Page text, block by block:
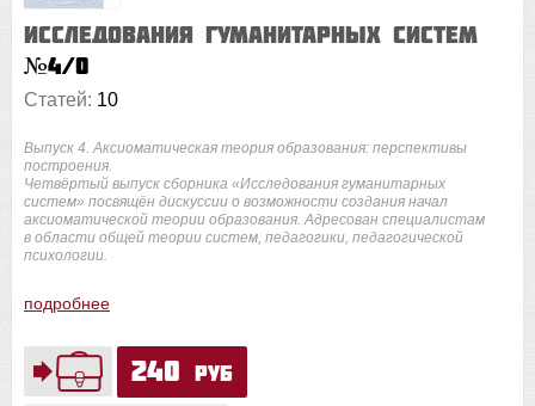
240 руб
Исследования гуманитарных систем
№4/0
Статей: 10
Выпуск 4. Аксиоматическая теория образования: перспективы
построения.
Четвёртый выпуск сборника «Исследования гуманитарных
систем» посвящён дискуссии о возможности создания начал
аксиоматической теории образования. Адресован специалистам
в области общей теории систем, педагогики, педагогической
психологии.
подробнее